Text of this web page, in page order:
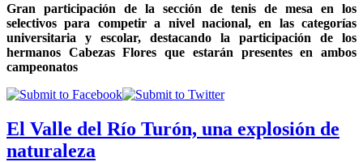
Gran participación de la sección de tenis de mesa en los
selectivos para competir a nivel nacional, en las categorías
universitaria y escolar, destacando la participación de los
hermanos Cabezas Flores que estarán presentes en ambos
campeonatos
El Valle del Río Turón, una explosión de
naturaleza